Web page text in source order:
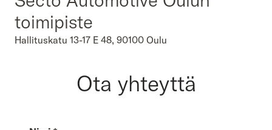
toimipiste
Hallituskatu 13-17 E 48, 90100 Oulu
Ota yhteyttä